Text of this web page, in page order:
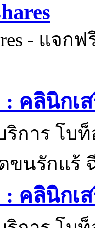
- แจก
คลินิกเ
การ โบ
ขนรักแร้
คลินิกเ